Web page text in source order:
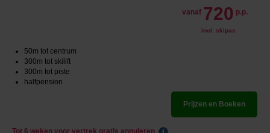
vanaf 720 p.p.
incl. skipas
50m tot centrum
300m tot skilift
300m tot piste
halfpension
Prijzen en Boeken
Tot 6 weken voor vertrek gratis annuleren